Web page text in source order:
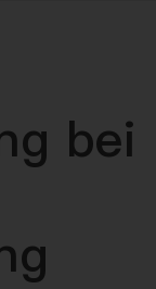
bei